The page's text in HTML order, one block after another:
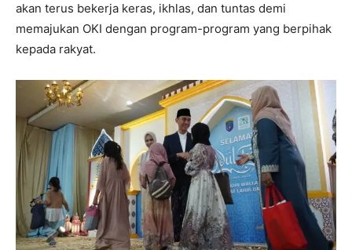
akan terus bekerja keras, ikhlas, dan tuntas demi
memajukan OKI dengan program-program yang berpihak
kepada rakyat.